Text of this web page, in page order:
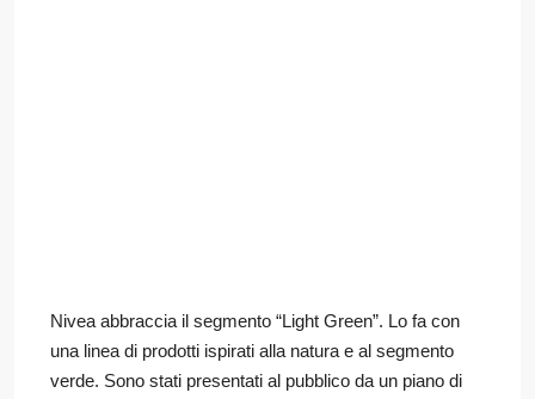
Nivea abbraccia il segmento “Light Green”. Lo fa con
una linea di prodotti ispirati alla natura e al segmento
verde. Sono stati presentati al pubblico da un piano di